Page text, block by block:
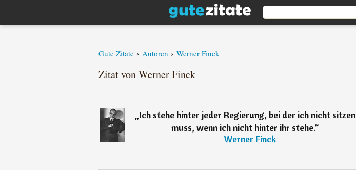
Gute Zitate › Autoren › Werner Finck
Zitat von Werner Finck
„Ich stehe hinter jeder Regierung, bei der ich nicht sitzen
muss, wenn ich nicht hinter ihr stehe.“
―Werner Finck